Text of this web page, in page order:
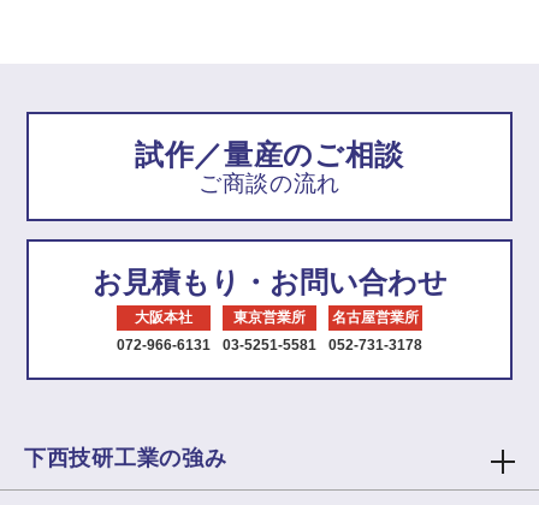
試作／量産のご相談
ご商談の流れ
お見積もり・お問い合わせ
大阪本社
072-966-6131
東京営業所
03-5251-5581
名古屋営業所
052-731-3178
下西技研工業の強み